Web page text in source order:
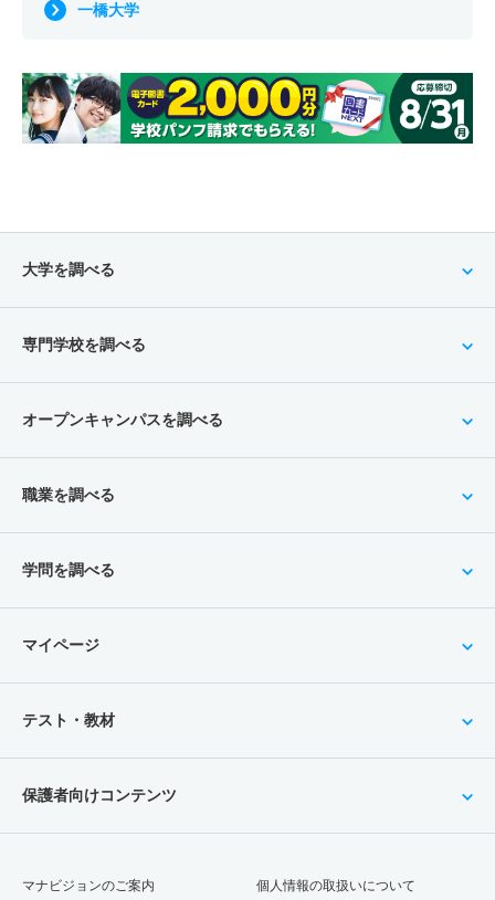
一橋大学
大学を調べる
専門学校を調べる
オープンキャンパスを調べる
職業を調べる
学問を調べる
マイページ
テスト・教材
保護者向けコンテンツ
マナビジョンのご案内 個人情報の取扱いについて